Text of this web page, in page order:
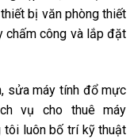
bị văn phòng thiết
chấm công và lắp đặt
sửa máy tính đổ mực
vụ cho thuê máy
tôi luôn bố trí kỹ thuật